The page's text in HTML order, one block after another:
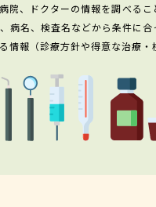
、ドクターの情報を調べるこ
名、検査名などから条件に
報（診療方針や得意な治療・